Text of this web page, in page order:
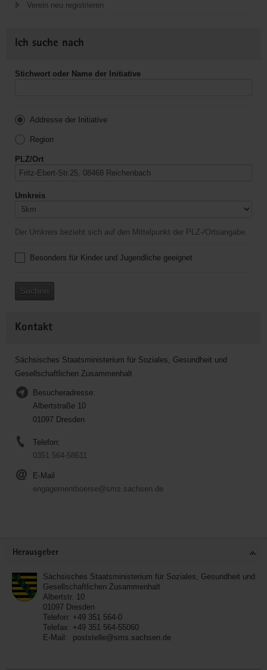
Verein neu registrieren
Ich suche nach
Stichwort oder Name der Initiative
Addresse der Initiative
Region
PLZ/Ort
Umkreis
Der Umkreis bezieht sich auf den Mittelpunkt der PLZ-/Ortsangabe.
Besonders für Kinder und Jugendliche geeignet
Suchen
Kontakt
Sächsisches Staatsministerium für Soziales, Gesundheit und
Gesellschaftlichen Zusammenhalt
Besucheradresse:
Albertstraße 10
01097 Dresden
Telefon:
0351 564-58611
E-Mail
engagementboerse@sms.sachsen.de
Herausgeber
Sächsisches Staatsministerium für Soziales, Gesundheit und
Gesellschaftlichen Zusammenhalt
Albertstr. 10
01097 Dresden
Telefon: +49 351 564-0
Telefax: +49 351 564-55060
E-Mail:
poststelle@sms.sachsen.de